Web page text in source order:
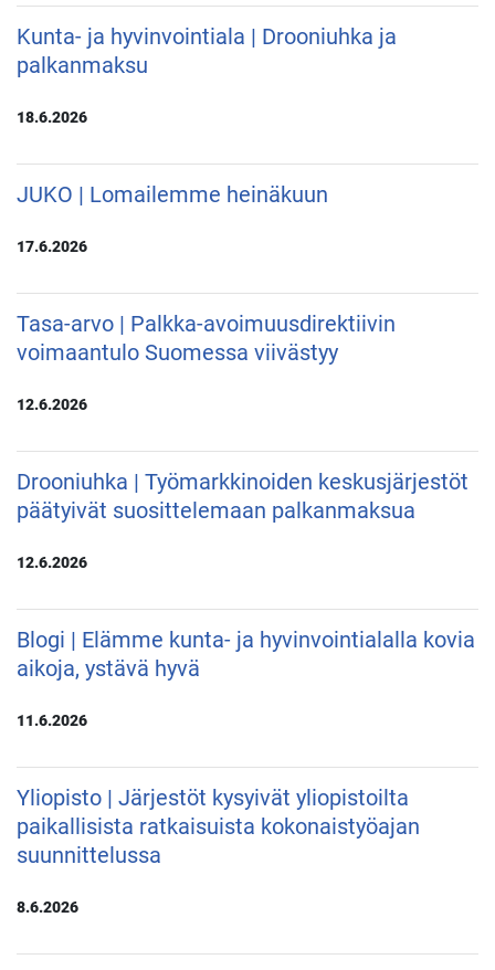
Kunta- ja hyvinvointiala | Drooniuhka ja
palkanmaksu
18.6.2026
JUKO | Lomailemme heinäkuun
17.6.2026
Tasa-arvo | Palkka-avoimuusdirektiivin
voimaantulo Suomessa viivästyy
12.6.2026
Drooniuhka | Työmarkkinoiden keskusjärjestöt
päätyivät suosittelemaan palkanmaksua
12.6.2026
Blogi | Elämme kunta- ja hyvinvointialalla kovia
aikoja, ystävä hyvä
11.6.2026
Yliopisto | Järjestöt kysyivät yliopistoilta
paikallisista ratkaisuista kokonaistyöajan
suunnittelussa
8.6.2026